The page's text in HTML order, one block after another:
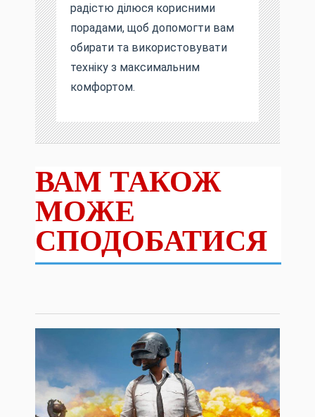
радістю ділюся корисними
порадами, щоб допомогти вам
обирати та використовувати
техніку з максимальним
комфортом.
ВАМ ТАКОЖ
МОЖЕ
СПОДОБАТИСЯ